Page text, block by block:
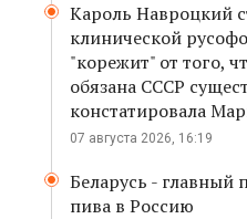
Кароль Навроцкий
клинической
"корежит" от того,
обязана СССР
констатировала
07 августа 2026, 16:19
Беларусь - главный
пива в Россию